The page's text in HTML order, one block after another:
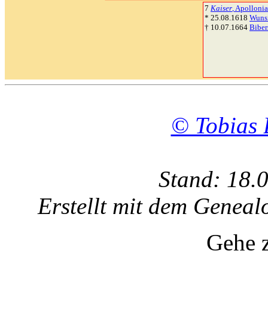
7 Kaiser, Apollonia
* 25.08.1618
† 10.07.1664
© Tobias
Stand:
Erstellt mit dem
Gehe